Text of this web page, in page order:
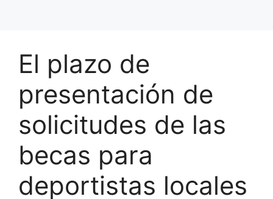
El plazo de
presentación de
solicitudes de las
becas para
deportistas locales